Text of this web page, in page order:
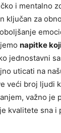
i mentalno
ključan za
napitke
jednostavni
uticati na
veći broj ljudi
važno je
kvalitete sna i